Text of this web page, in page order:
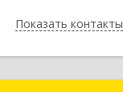
Показать контакты
Назад